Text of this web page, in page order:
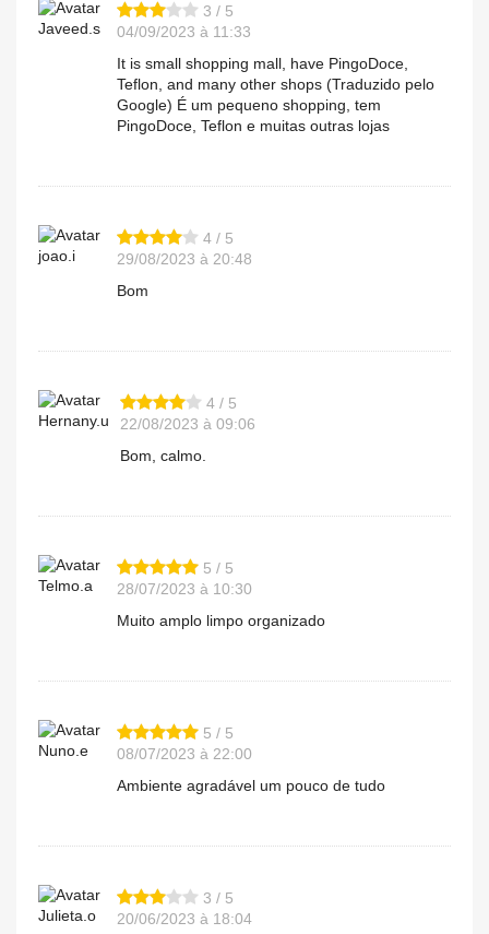
Javeed.s
3 / 5
04/09/2023 à 11:33
It is small shopping mall, have PingoDoce,
Teflon, and many other shops (Traduzido pelo
Google) É um pequeno shopping, tem
PingoDoce, Teflon e muitas outras lojas
joao.i
4 / 5
29/08/2023 à 20:48
Bom
Hernany.u
4 / 5
22/08/2023 à 09:06
Bom, calmo.
Telmo.a
5 / 5
28/07/2023 à 10:30
Muito amplo limpo organizado
Nuno.e
5 / 5
08/07/2023 à 22:00
Ambiente agradável um pouco de tudo
Julieta.o
3 / 5
20/06/2023 à 18:04